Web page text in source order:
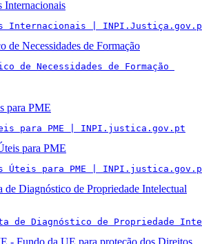
Internacionais
Internacionais |
de Necessidades de Formação
de Necessidades de Formação
para PME
para PME | INPI.justica.gov.pt
para PME
Úteis para PME |
de Diagnóstico de Propriedade Intelectual
de Diagnóstico de Propriedade
- Fundo da UE para proteção dos Direitos